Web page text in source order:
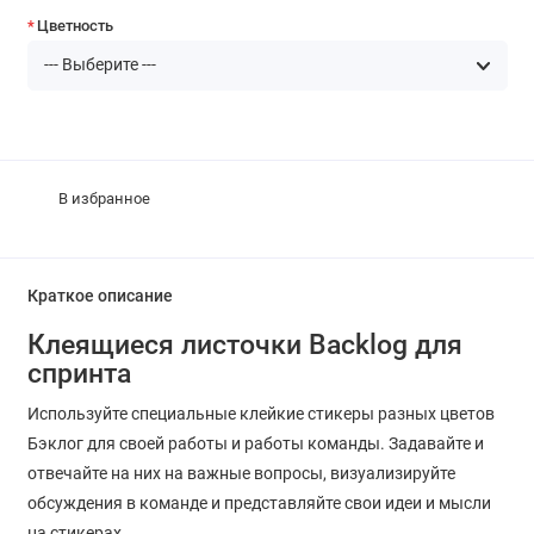
В избранное
Цветность
Краткое описание
Клеящиеся листочки Backlog для
спринта
Используйте специальные клейкие стикеры разных цветов
Бэклог для своей работы и работы команды. Задавайте и
отвечайте на них на важные вопросы, визуализируйте
обсуждения в команде и представляйте свои идеи и мысли